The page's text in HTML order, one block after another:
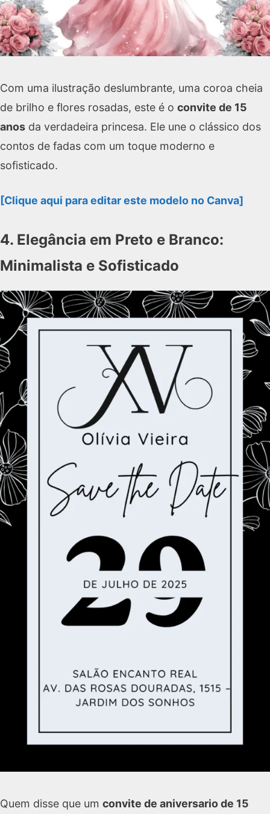
Com uma ilustração deslumbrante, uma coroa cheia
de brilho e flores rosadas, este é o convite de 15
anos da verdadeira princesa. Ele une o clássico dos
contos de fadas com um toque moderno e
sofisticado.
[Clique aqui para editar este modelo no Canva]
4. Elegância em Preto e Branco:
Minimalista e Sofisticado
Quem disse que um convite de aniversario de 15